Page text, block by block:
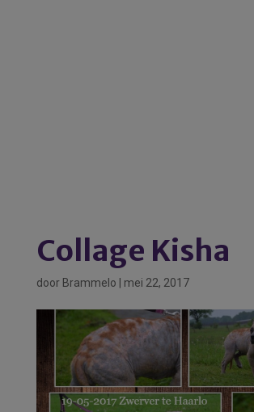
Collage Kisha
door Brammelo mei 22, 2017